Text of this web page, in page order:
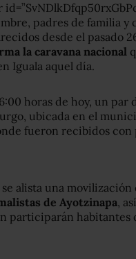
padres de familia
desde el pasado
la caravana nacional
Iguala aquel día.
horas de hoy, un par
ubicada en el
fueron recibidos con
alista una movilización
de Ayotzinapa,
participarán habitantes